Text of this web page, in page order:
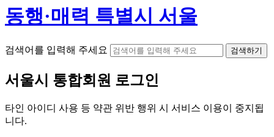
동행·매력 특별시 서울
검색어를 입력해 주세요 검색하기
서울시 통합회원 로그인
타인 아이디 사용 등 약관 위반 행위 시 서비스 이용이 중지됩
니다.